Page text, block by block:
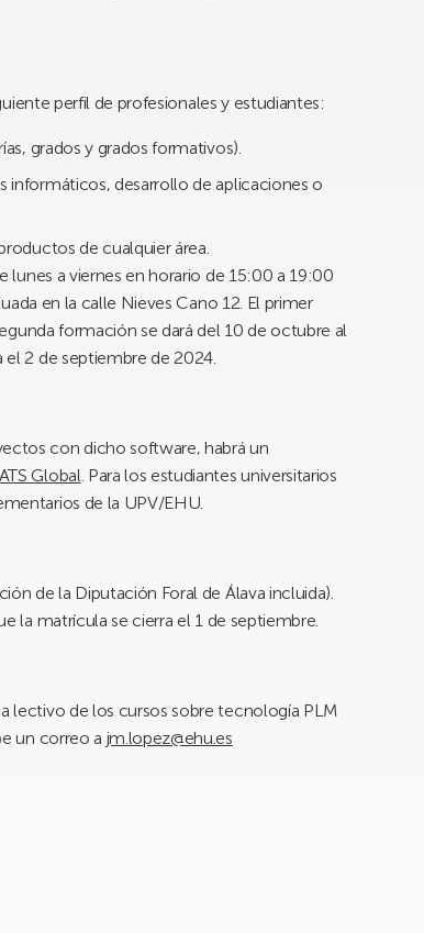
perfil de profesionales y estudiantes:
grados y grados formativos).
informáticos, desarrollo de aplicaciones o
de cualquier área.
lunes a viernes en horario de 15:00 a 19:00
en la calle Nieves Cano 12. El primer
formación se dará del 10 de octubre al
2 de septiembre de 2024.
con dicho software, habrá un
ATS Global. Para los estudiantes universitarios
de la UPV/EHU.
de la Diputación Foral de Álava incluida).
la matrícula se cierra el 1 de septiembre.
lectivo de los cursos sobre tecnología PLM
un correo a jm.lopez@ehu.es